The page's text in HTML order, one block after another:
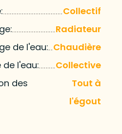
Collectif
Radiateur
de l'eau: Chaudière
l'eau:
Collective
des
Tout à
l'égout